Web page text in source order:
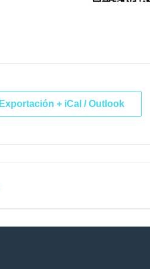
Exportación + iCal / Outlook